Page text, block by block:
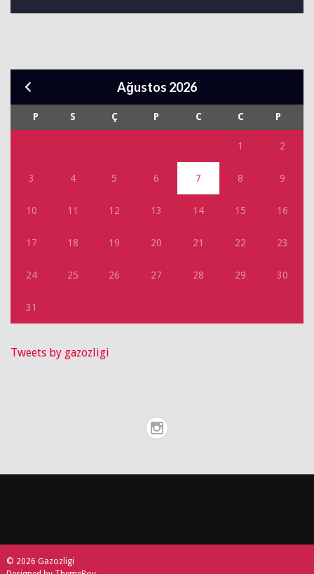
Ağustos 2026
P S Ç P C C P
1 2
3 4 5 6 7 8 9
10 11 12 13 14 15 16
17 18 19 20 21 22 23
24 25 26 27 28 29 30
31
Tweets by gazozligi
© 2026 Gazozligi